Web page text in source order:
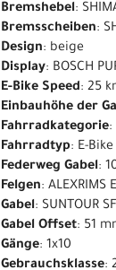
Bremshebel:
Bremsscheiben:
Design: beige
Display: BOSCH
E-Bike Speed: 25
Einbauhöhe der
Fahrradkategorie:
Fahrradtyp: E-Bike
Federweg Gabel:
Felgen: ALEXRIMS
Gabel: SUNTOUR
Gabel Offset: 51
Gänge: 1x10
Gebrauchsklasse: